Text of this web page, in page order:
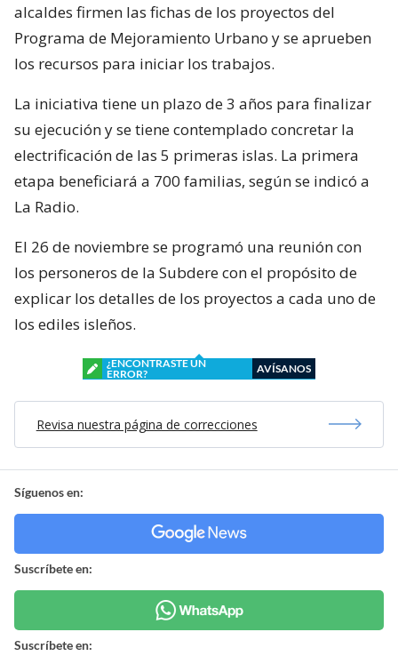
alcaldes firmen las fichas de los proyectos del
Programa de Mejoramiento Urbano y se aprueben
los recursos para iniciar los trabajos.
La iniciativa tiene un plazo de 3 años para finalizar
su ejecución y se tiene contemplado concretar la
electrificación de las 5 primeras islas. La primera
etapa beneficiará a 700 familias, según se indicó a
La Radio.
El 26 de noviembre se programó una reunión con
los personeros de la Subdere con el propósito de
explicar los detalles de los proyectos a cada uno de
los ediles isleños.
¿ENCONTRASTE UN
ERROR?
AVÍSANOS
Revisa nuestra página de correcciones
Síguenos en:
Suscríbete en:
Suscríbete en: